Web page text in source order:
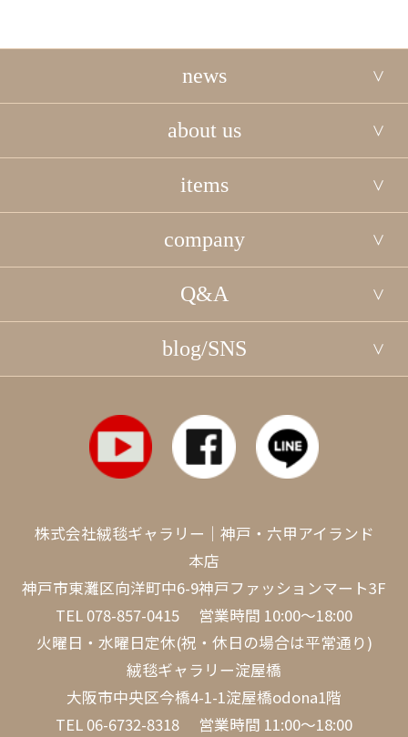
news
about us
items
company
Q&A
blog/SNS
株式会社絨毯ギャラリー｜神戸・六甲アイランド
本店
神戸市東灘区向洋町中6-9神戸ファッションマート3F
TEL 078-857-0415 営業時間 10:00～18:00
火曜日・水曜日定休(祝・休日の場合は平常通り)
絨毯ギャラリー淀屋橋
大阪市中央区今橋4-1-1淀屋橋odona1階
TEL 06-6732-8318 営業時間 11:00～18:00